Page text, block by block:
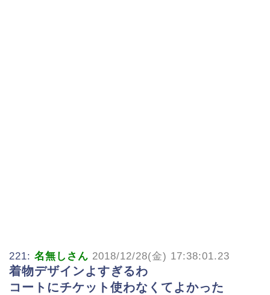
221: 名無しさん 2018/12/28(金) 17:38:01.23
着物デザインよすぎるわ
コートにチケット使わなくてよかった